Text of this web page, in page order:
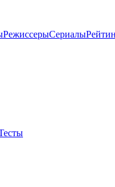
РежиссерыСериалы